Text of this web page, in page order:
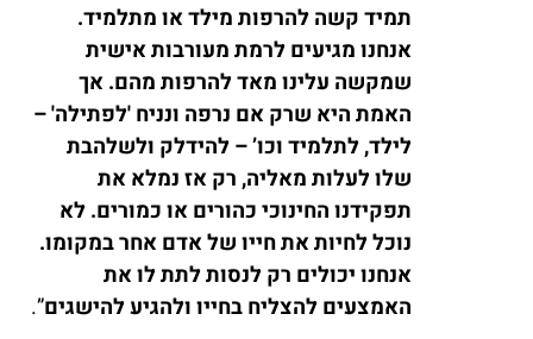
תמיד קשה להרפות מילד או מתלמיד.
אנחנו מגיעים לרמת מעורבות אישית
שמקשה עלינו מאד להרפות מהם. אך
האמת היא שרק אם נרפה ונניח 'לפתילה' –
לילד, לתלמיד וכו’ – להידלק ולשלהבת
שלו לעלות מאליה, רק אז נמלא את
תפקידנו החינוכי כהורים או כמורים. לא
נוכל לחיות את חייו של אדם אחר במקומו.
אנחנו יכולים רק לנסות לתת לו את
האמצעים להצליח בחייו ולהגיע להישגים”.